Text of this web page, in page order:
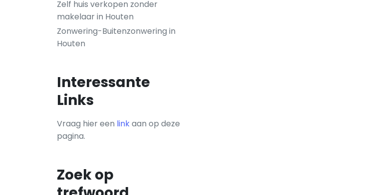
Zelf huis verkopen zonder
makelaar in Houten
Zonwering-Buitenzonwering in
Houten
Interessante
Links
Vraag hier een linkaan op deze
pagina.
Zoek op